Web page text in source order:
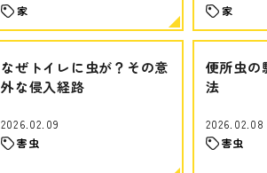
家
家
なぜトイレに虫が？その意
外な侵入経路
2026.02.09
害虫
便所虫の
法
2026.02.08
害虫